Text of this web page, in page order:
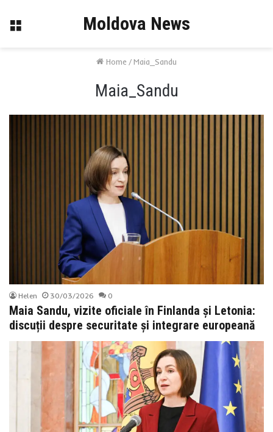
Menu Moldova News
Home /Maia_Sandu
Maia_Sandu
Helen 30/03/2026 0
Maia Sandu, vizite oficiale în Finlanda și Letonia:
discuții despre securitate și integrare europeană